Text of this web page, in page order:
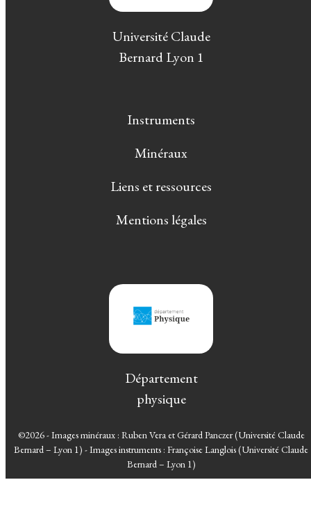
Université Claude
Bernard Lyon 1
Instruments
Minéraux
Liens et ressources
Mentions légales
Département
physique
©2026 - Images minéraux : Ruben Vera et Gérard Panczer (Université Claude
Bernard – Lyon 1) - Images instruments : Françoise Langlois (Université Claude
Bernard – Lyon 1)